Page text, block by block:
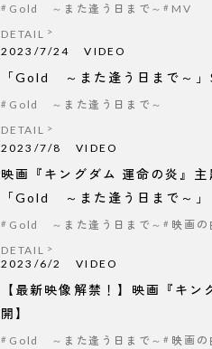
Gold ～また逢う日まで～
MV
DETAIL
2023/7/24
VIDEO
「Gold ～また逢う日まで～」
Gold ～また逢う日まで～
DETAIL
2023/7/8
VIDEO
映画『キングダム 運命の炎』
「Gold ～また逢う日まで～」
Gold ～また逢う日まで～
映画の
DETAIL
2023/6/2
VIDEO
【最新映像解禁！】映画『キ
開】
Gold ～また逢う日まで～
映画の